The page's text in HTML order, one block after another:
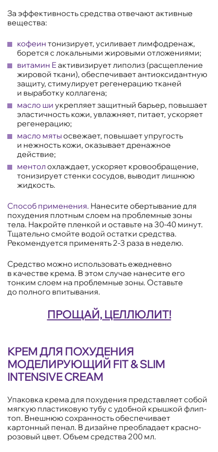
За эффективность средства отвечают активные
вещества:
кофеин тонизирует, усиливает лимфодренаж,
борется с локальными жировыми отложениями;
витамин Е активизирует липолиз (расщепление
жировой ткани), обеспечивает антиоксидантную
защиту, стимулирует регенерацию тканей
и выработку коллагена;
масло ши укрепляет защитный барьер, повышает
эластичность кожи, увлажняет, питает, ускоряет
регенерацию;
масло мятыосвежает, повышает упругость
и нежность кожи, оказывает дренажное
действие;
ментол охлаждает, ускоряет кровообращение,
тонизирует стенки сосудов, выводит лишнюю
жидкость.
Способ применения. Нанесите обертывание для
похудения плотным слоем на проблемные зоны
тела. Накройте пленкой и оставьте на 30-40 минут.
Тщательно смойте водой остатки средства.
Рекомендуется применять 2-3 раза в неделю.
Средство можно использовать ежедневно
в качестве крема. В этом случае нанесите его
тонким слоем на проблемные зоны. Оставьте
до полного впитывания.
ПРОЩАЙ, ЦЕЛЛЮЛИТ!
КРЕМ ДЛЯ ПОХУДЕНИЯ
МОДЕЛИРУЮЩИЙ FIT & SLIM
INTENSIVE CREAM
Упаковка крема для похудения представляет собой
мягкую пластиковую тубу с удобной крышкой флип-
топ. Внешнюю сохранность обеспечивает
картонный пенал. В дизайне преобладает красно-
розовый цвет. Объем средства 200 мл.